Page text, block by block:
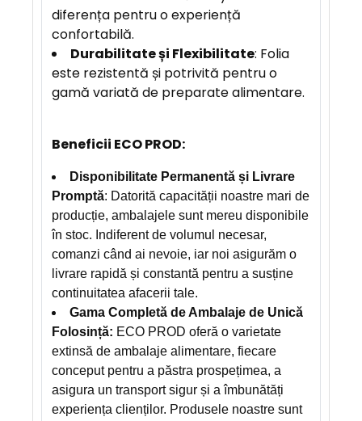
diferența pentru o experiență
confortabilă.
Durabilitate și Flexibilitate: Folia
este rezistentă și potrivită pentru o
gamă variată de preparate alimentare.
Beneficii ECO PROD:
Disponibilitate Permanentă și Livrare
Promptă: Datorită capacității noastre mari de
producție, ambalajele sunt mereu disponibile
în stoc. Indiferent de volumul necesar,
comanzi când ai nevoie, iar noi asigurăm o
livrare rapidă și constantă pentru a susține
continuitatea afacerii tale.
Gama Completă de Ambalaje de Unică
Folosință: ECO PROD oferă o varietate
extinsă de ambalaje alimentare, fiecare
conceput pentru a păstra prospețimea, a
asigura un transport sigur și a îmbunătăți
experiența clienților. Produsele noastre sunt